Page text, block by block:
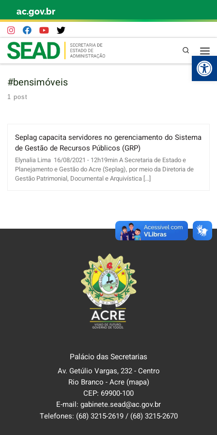
Skip to content
ac.gov.br
Pesquisa
#bensimóveis
1 post
Seplag capacita servidores no gerenciamento do Sistema
de Gestão de Recursos Públicos (GRP)
Elynalia Lima 16/08/2021 - 12h19min A Secretaria de Estado e
Planejamento e Gestão do Acre (Seplag), por meio da Diretoria de
Gestão Patrimonial, Documental e Arquivística [...]
Palácio das Secretarias
Av. Getúlio Vargas, 232 - Centro
Rio Branco - Acre (mapa)
CEP: 69900-100
E-mail: gabinete.sead@ac.gov.br
Telefones: (68) 3215-2619/ (68) 3215-2670